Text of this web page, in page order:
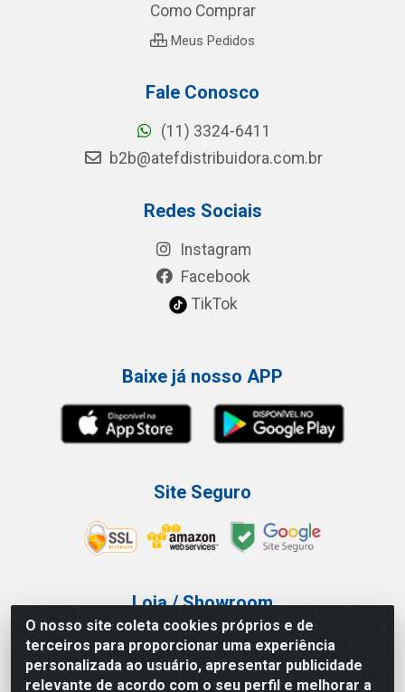
O nosso site coleta cookies próprios e de
terceiros para proporcionar uma experiência
personalizada ao usuário, apresentar publicidade
relevante de acordo com o seu perfil e melhorar a
Como Comprar
Meus Pedidos
Fale Conosco
(11) 3324-6411
b2b@atefdistribuidora.com.br
Redes Sociais
Instagram
Facebook
TikTok
Baixe já nosso APP
Site Seguro
Loja / Showroom
Tel.: (11) 3227-0546
Av Vautier, 587/597 - Pari - São Paulo/SP